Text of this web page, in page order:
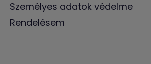
Személyes adatok védelme
Rendelésem